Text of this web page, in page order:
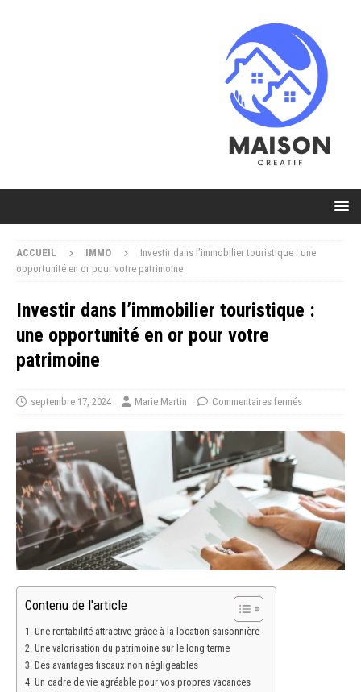
ACCUEIL IMMO
Investir dans l’immobilier touristique : une
opportunité en or pour votre patrimoine
Investir dans l’immobilier touristique :
une opportunité en or pour votre
patrimoine
septembre 17, 2024 Marie Martin Commentaires fermés
Contenu de l'article
Une rentabilité attractive grâce à la location saisonnière
Une valorisation du patrimoine sur le long terme
Des avantages fiscaux non négligeables
Un cadre de vie agréable pour vos propres vacances